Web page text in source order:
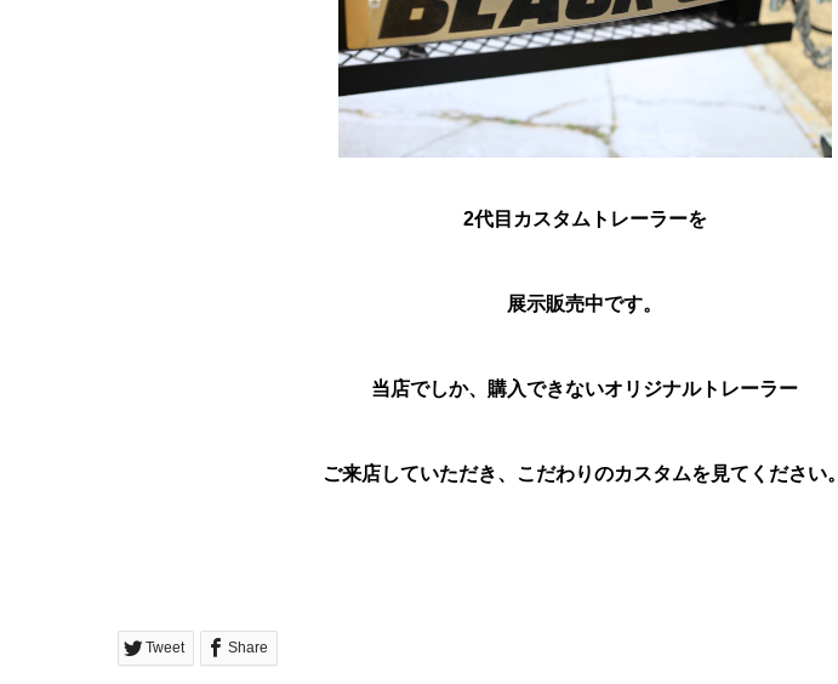
2代目カスタムトレーラーを
展示販売中です。
当店でしか、購入できないオリジナルトレーラー
ご来店していただき、こだわりのカスタムを見てください。
Tweet Share